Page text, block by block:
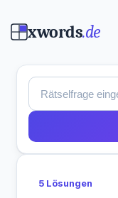
xwords.de
5 Lösungen